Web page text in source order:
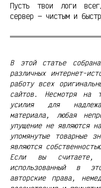
Пусть твои логи
сервер — чистым и
В этой статье
различных интернет-
работу всех
сайтов. Несмотря на
усилия для
материала, любая
упущение не являются
упомянутые товарные
являются
Если вы считаете,
использованный в
авторские права,